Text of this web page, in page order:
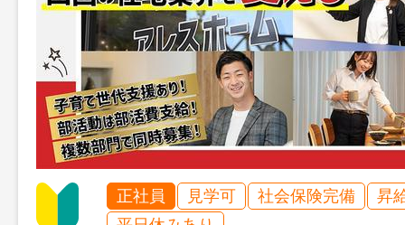
正社員 見学可 社会保険完備
昇